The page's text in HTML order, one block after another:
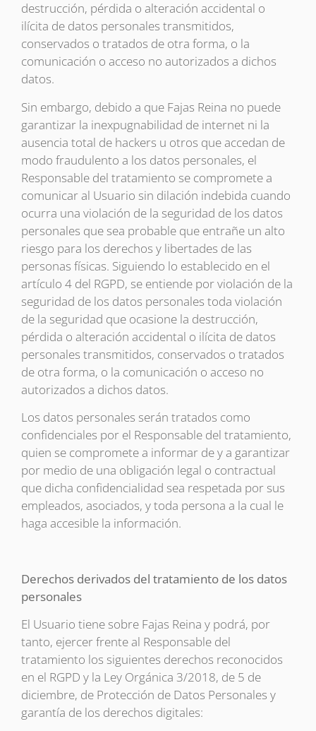
destrucción, pérdida o alteración accidental o
ilícita de datos personales transmitidos,
conservados o tratados de otra forma, o la
comunicación o acceso no autorizados a dichos
datos.
Sin embargo, debido a que Fajas Reina no puede
garantizar la inexpugnabilidad de internet ni la
ausencia total de hackers u otros que accedan de
modo fraudulento a los datos personales, el
Responsable del tratamiento se compromete a
comunicar al Usuario sin dilación indebida cuando
ocurra una violación de la seguridad de los datos
personales que sea probable que entrañe un alto
riesgo para los derechos y libertades de las
personas físicas. Siguiendo lo establecido en el
artículo 4 del RGPD, se entiende por violación de la
seguridad de los datos personales toda violación
de la seguridad que ocasione la destrucción,
pérdida o alteración accidental o ilícita de datos
personales transmitidos, conservados o tratados
de otra forma, o la comunicación o acceso no
autorizados a dichos datos.
Los datos personales serán tratados como
confidenciales por el Responsable del tratamiento,
quien se compromete a informar de y a garantizar
por medio de una obligación legal o contractual
que dicha confidencialidad sea respetada por sus
empleados, asociados, y toda persona a la cual le
haga accesible la información.
Derechos derivados del tratamiento de los datos
personales
El Usuario tiene sobre Fajas Reina y podrá, por
tanto, ejercer frente al Responsable del
tratamiento los siguientes derechos reconocidos
en el RGPD y la Ley Orgánica 3/2018, de 5 de
diciembre, de Protección de Datos Personales y
garantía de los derechos digitales: